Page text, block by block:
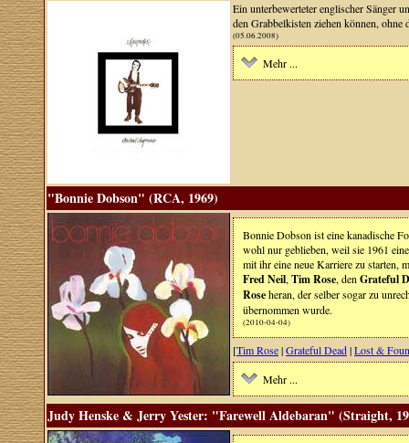
Ein unterbewerteter englischer Sänger
den Grabbelkisten ziehen können,
(05.06.2008)
Mehr ...
"Bonnie Dobson" (RCA, 1969)
Bonnie Dobson ist eine kanadische
wohl nur geblieben, weil sie 1961
mit ihr eine neue Karriere zu starten,
Fred Neil, Tim Rose, den Grateful
Roseheran, der selber sogar zu
übernommen wurde.
(2010-04-04)
[Tim Rose|Grateful Dead|Lost &
Mehr ...
Judy Henske & Jerry Yester: "Farewell Aldebaran" (Straight,